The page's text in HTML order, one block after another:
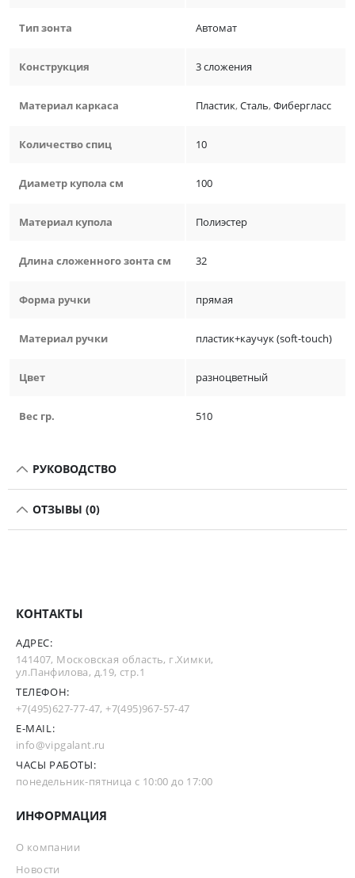
Тип зонта Автомат
Конструкция 3 сложения
Материал каркаса Пластик,Сталь,Фибергласс
Количество спиц 10
Диаметр купола см 100
Материал купола Полиэстер
Длина сложенного зонта см 32
Форма ручки прямая
Материал ручки пластик+каучук (soft-touch)
Цвет разноцветный
Вес гр. 510
РУКОВОДСТВО
ОТЗЫВЫ (0)
КОНТАКТЫ
АДРЕС:
141407, Московская область, г.Химки,
ул.Панфилова, д.19, стр.1
ТЕЛЕФОН:
+7(495)627-77-47,+7(495)967-57-47
E-MAIL:
info@vipgalant.ru
ЧАСЫ РАБОТЫ:
понедельник-пятница с 10:00 до 17:00
ИНФОРМАЦИЯ
О компании
Новости